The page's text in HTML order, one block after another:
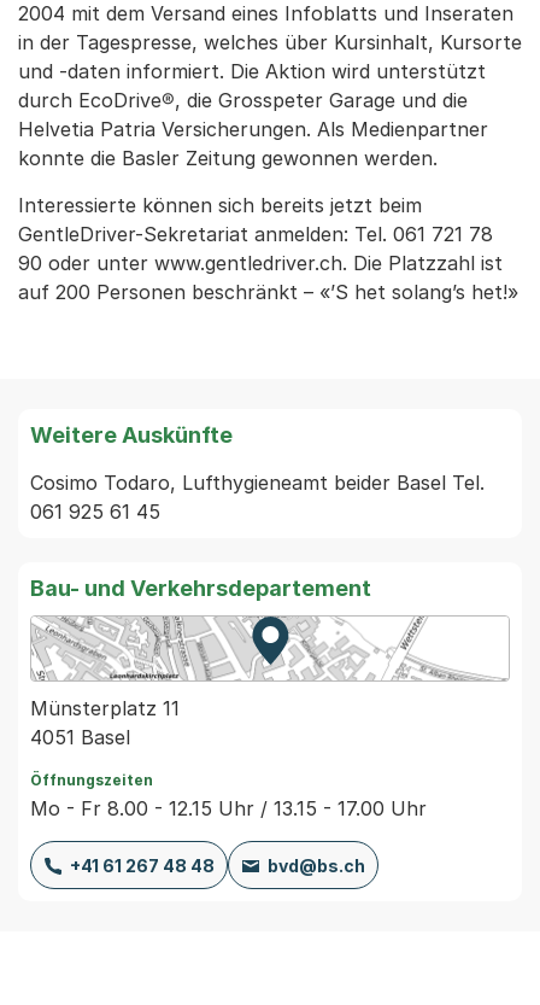
2004 mit dem Versand eines Infoblatts und Inseraten
in der Tagespresse, welches über Kursinhalt, Kursorte
und -daten informiert. Die Aktion wird unterstützt
durch EcoDrive®, die Grosspeter Garage und die
Helvetia Patria Versicherungen. Als Medienpartner
konnte die Basler Zeitung gewonnen werden.
Interessierte können sich bereits jetzt beim
GentleDriver-Sekretariat anmelden: Tel. 061 721 78
90 oder unter www.gentledriver.ch. Die Platzzahl ist
auf 200 Personen beschränkt – «’S het solang’s het!»
Weitere Auskünfte
Cosimo Todaro, Lufthygieneamt beider Basel Tel.
061 925 61 45
Bau- und Verkehrsdepartement
Zur Karte von MapBS.
Externer Link, wird in einem
Münsterplatz 11
4051 Basel
Öffnungszeiten
Mo - Fr 8.00 - 12.15 Uhr / 13.15 - 17.00 Uhr
+41 61 267 48 48 bvd@bs.ch